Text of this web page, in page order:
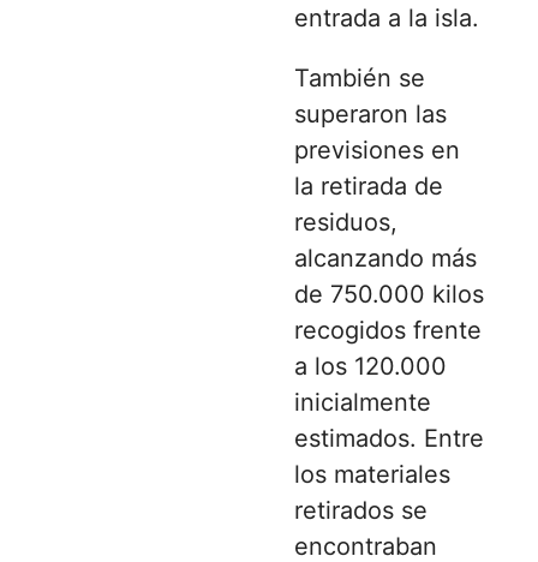
entrada a la isla.
También se
superaron las
previsiones en
la retirada de
residuos,
alcanzando más
de 750.000 kilos
recogidos frente
a los 120.000
inicialmente
estimados. Entre
los materiales
retirados se
encontraban